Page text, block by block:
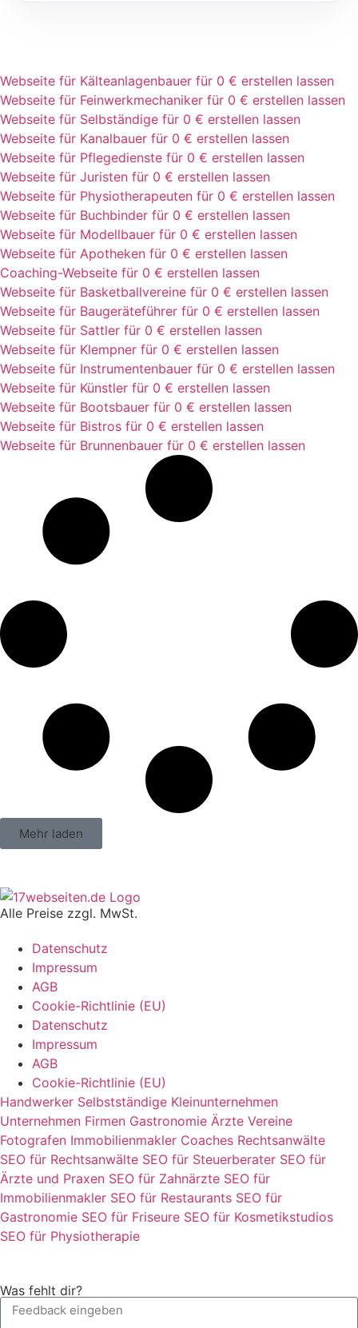
Webseite für Kälteanlagenbauer für 0 € erstellen lassen
Webseite für Feinwerkmechaniker für 0 € erstellen lassen
Webseite für Selbständige für 0 € erstellen lassen
Webseite für Kanalbauer für 0 € erstellen lassen
Webseite für Pflegedienste für 0 € erstellen lassen
Webseite für Juristen für 0 € erstellen lassen
Webseite für Physiotherapeuten für 0 € erstellen lassen
Webseite für Buchbinder für 0 € erstellen lassen
Webseite für Modellbauer für 0 € erstellen lassen
Webseite für Apotheken für 0 € erstellen lassen
Coaching-Webseite für 0 € erstellen lassen
Webseite für Basketballvereine für 0 € erstellen lassen
Webseite für Baugeräteführer für 0 € erstellen lassen
Webseite für Sattler für 0 € erstellen lassen
Webseite für Klempner für 0 € erstellen lassen
Webseite für Instrumentenbauer für 0 € erstellen lassen
Webseite für Künstler für 0 € erstellen lassen
Webseite für Bootsbauer für 0 € erstellen lassen
Webseite für Bistros für 0 € erstellen lassen
Webseite für Brunnenbauer für 0 € erstellen lassen
Mehr laden
Alle Preise zzgl. MwSt.
Datenschutz
Impressum
AGB
Cookie-Richtlinie (EU)
Datenschutz
Impressum
AGB
Cookie-Richtlinie (EU)
Handwerker Selbstständige Kleinunternehmen
Unternehmen Firmen Gastronomie Ärzte Vereine
Fotografen Immobilienmakler Coaches Rechtsanwälte
SEO für Rechtsanwälte SEO für Steuerberater SEO für
Ärzte und Praxen SEO für Zahnärzte SEO für
Immobilienmakler SEO für Restaurants SEO für
Gastronomie SEO für Friseure SEO für Kosmetikstudios
SEO für Physiotherapie
Was fehlt dir?